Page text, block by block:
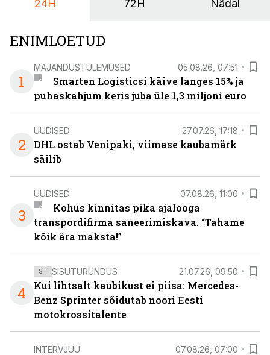
24H 72H Nädal
ENIMLOETUD
1
MAJANDUSTULEMUSED 05.08.26, 07:51
Smarten Logisticsi käive langes 15% ja
puhaskahjum keris juba üle 1,3 miljoni euro
2
UUDISED 27.07.26, 17:18
DHL ostab Venipaki, viimase kaubamärk
säilib
3
UUDISED 07.08.26, 11:00
Kohus kinnitas pika ajalooga
transpordifirma saneerimiskava. “Tahame
kõik ära maksta!”
4
ST SISUTURUNDUS 21.07.26, 09:50
Kui lihtsalt kaubikust ei piisa: Mercedes-
Benz Sprinter sõidutab noori Eesti
motokrossitalente
INTERVJUU 07.08.26, 07:00